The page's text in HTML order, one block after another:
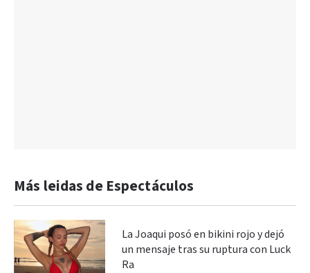
Más leidas de Espectáculos
La Joaqui posó en bikini rojo y dejó
un mensaje tras su ruptura con Luck
Ra